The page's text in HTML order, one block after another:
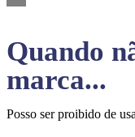
Quando
marca...
Posso ser proibido de